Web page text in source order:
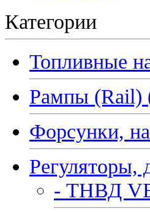
Категории
Топливные
Рампы (Rail)
Форсунки,
Регуляторы,
- ТНВД